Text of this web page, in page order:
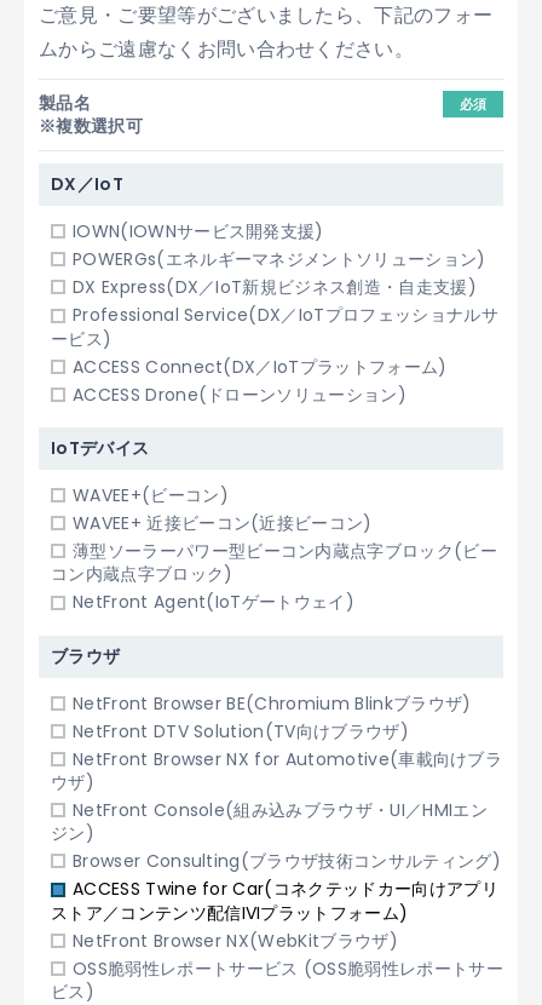
ご意見・ご要望等がございましたら、下記のフォー
ムからご遠慮なくお問い合わせください。
製品名
※複数選択可
必須
DX／IoT
IOWN(IOWNサービス開発支援)
POWERGs(エネルギーマネジメントソリューション)
DX Express(DX／IoT新規ビジネス創造・自走支援)
Professional Service(DX／IoTプロフェッショナルサ
ービス)
ACCESS Connect(DX／IoTプラットフォーム)
ACCESS Drone(ドローンソリューション)
IoTデバイス
WAVEE+(ビーコン)
WAVEE+ 近接ビーコン(近接ビーコン)
薄型ソーラーパワー型ビーコン内蔵点字ブロック(ビー
コン内蔵点字ブロック)
NetFront Agent(IoTゲートウェイ)
ブラウザ
NetFront Browser BE(Chromium Blinkブラウザ)
NetFront DTV Solution(TV向けブラウザ)
NetFront Browser NX for Automotive(車載向けブラ
ウザ)
NetFront Console(組み込みブラウザ・UI／HMIエン
ジン)
Browser Consulting(ブラウザ技術コンサルティング)
ACCESS Twine for Car(コネクテッドカー向けアプリ
ストア／コンテンツ配信IVIプラットフォーム)
NetFront Browser NX(WebKitブラウザ)
OSS脆弱性レポートサービス (OSS脆弱性レポートサー
ビス)